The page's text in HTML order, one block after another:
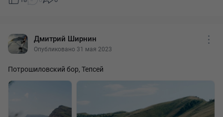
Дмитрий Ширнин
Опубликовано 31 мая 2023
Потрошиловский бор, Тепсей